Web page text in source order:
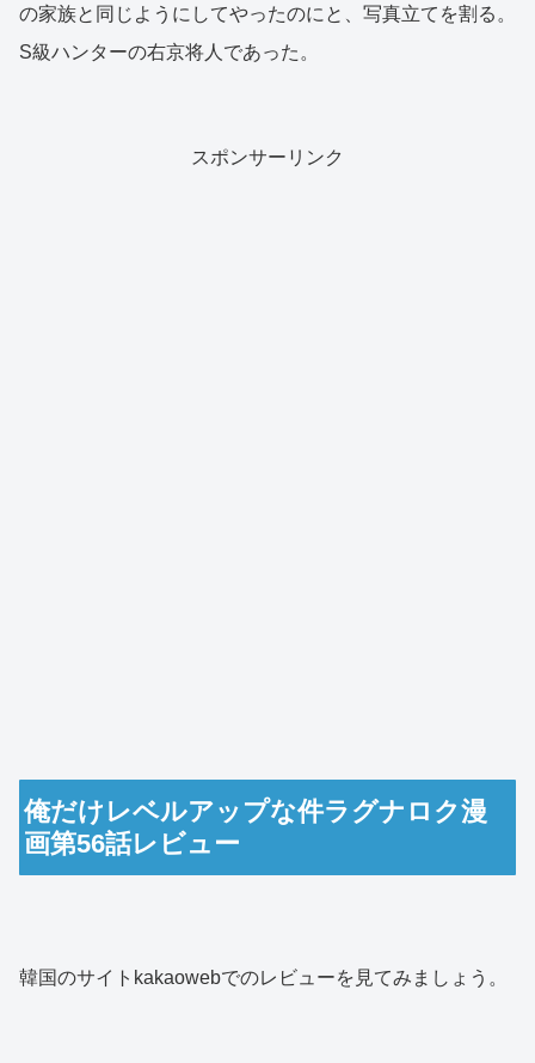
の家族と同じようにしてやったのにと、写真立てを割る。
S級ハンターの右京将人であった。
スポンサーリンク
俺だけレベルアップな件ラグナロク漫
画第56話レビュー
韓国のサイトkakaowebでのレビューを見てみましょう。